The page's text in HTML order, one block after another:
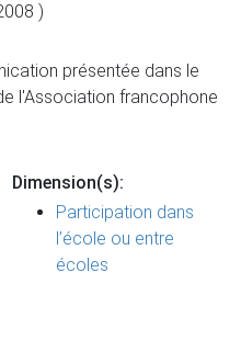
)
présentée dans le
l'Association francophone
Dimension(s):
Participation dans
l’école ou entre
écoles